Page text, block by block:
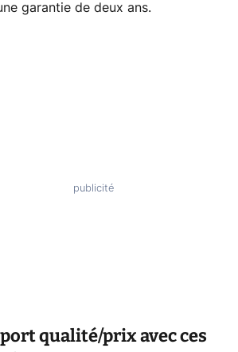
garantie de deux ans.
qualité/prix avec ces